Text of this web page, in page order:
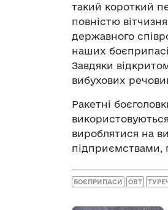
такий короткий
повністю
державного
наших
Завдяки
вибухових
Ракетні
вироблятися на
підприємствами,
БОЄПРИПАСИ ОВТ